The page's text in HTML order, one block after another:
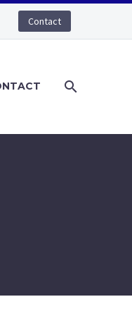
Contact